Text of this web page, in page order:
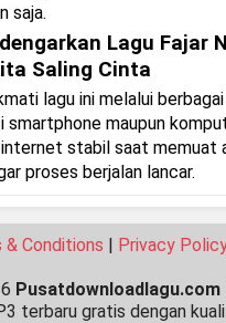
saja.
Lagu Fajar
Saling Cinta
lagu ini melalui berbagai
maupun
stabil saat memuat
proses berjalan lancar.
& Conditions | Privacy
Pusatdownloadlagu.com
terbaru gratis dengan